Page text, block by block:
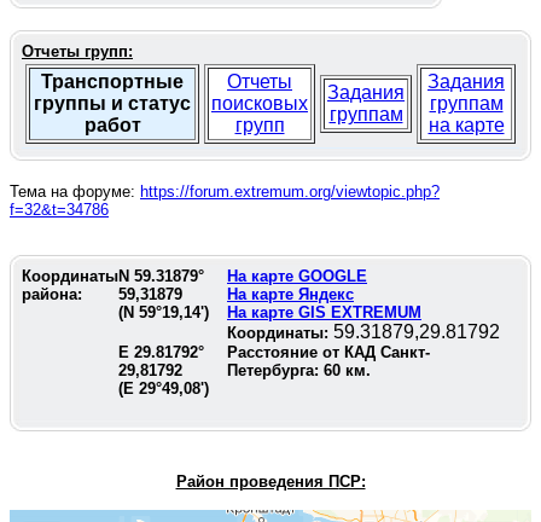
Отчеты групп:
Транспортные
группы и статус
работ
Отчеты
поисковых
групп
Задания
группам
Задания
группам
на карте
Тема на форуме: https://forum.extremum.org/viewtopic.php?
f=32&t=34786
Координаты
района:
N 59.31879°
59,31879
(N 59°19,14')
На карте GOOGLE
На карте Яндекс
На карте GIS EXTREMUM
Координаты: 59.31879,29.81792
E 29.81792°
29,81792
(E 29°49,08')
Расстояние от КАД Санкт-
Петербурга: 60 км.
Район проведения ПСР: